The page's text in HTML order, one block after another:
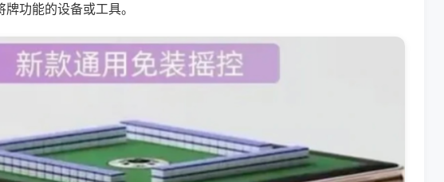
功能的设备或工具。